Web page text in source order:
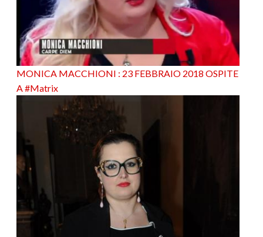
MONICA MACCHIONI : 23 FEBBRAIO 2018 OSPITE
A #Matrix